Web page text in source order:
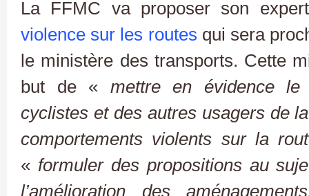
La FFMC va proposer son
violence sur les routes qui sera
le ministère des transports. Cette
but de « mettre en évidence le
cyclistes et des autres usagers de
comportements violents sur la
« formuler des propositions au
l’amélioration des